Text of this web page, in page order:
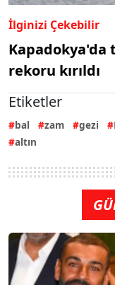
İlginizi Çekebilir
Kapadokya'da
rekoru kırıldı
Etiketler
bal zam gezi
altın